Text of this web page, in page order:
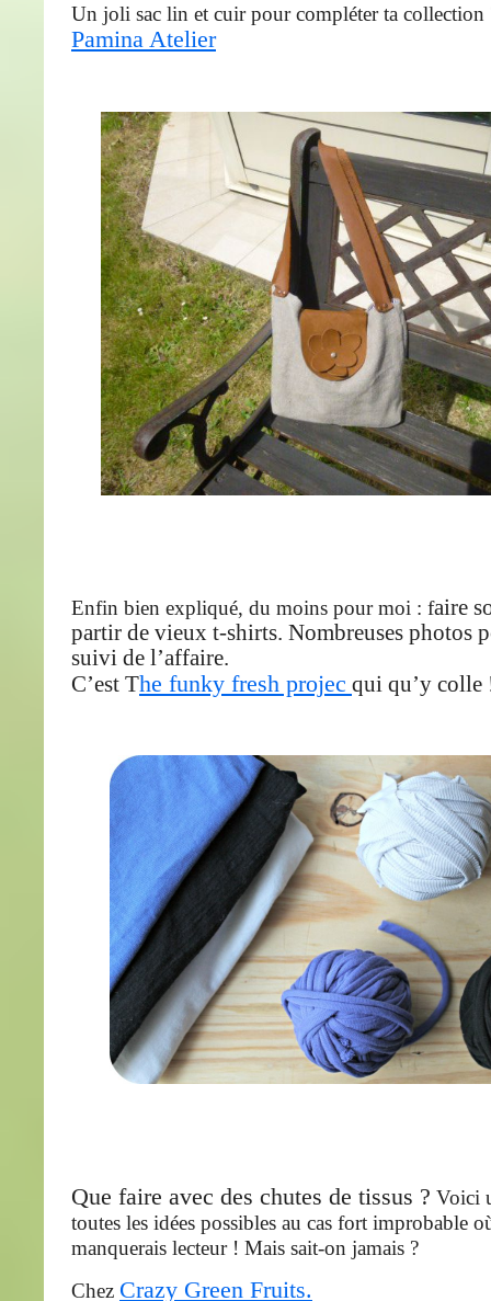
Un joli sac lin et cuir pour compléter ta collection
Pamina Atelier
Enfin bien expliqué, du moins pour moi : faire
partir de vieux t-shirts. Nombreuses photos
suivi de l’affaire.
C’est The funky fresh projec qui qu’y colle
Que faire avec des chutes de tissus ? Voici
toutes les idées possibles au cas fort improbable
manquerais lecteur ! Mais sait-on jamais ?
Chez Crazy Green Fruits.